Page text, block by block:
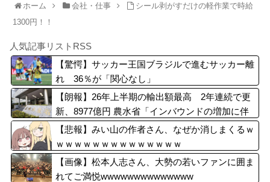
ホーム 会社・仕事
シール剥がすだけの軽作業で時給
1300円！！
人気記事リストRSS
【驚愕】サッカー王国ブラジルで進むサッカー離
れ 36％が「関心なし」
【朗報】26年上半期の輸出額最高 2年連続で更
新、8977億円 農水省「インバウンドの増加に伴
い、日本食の認知度が向上」
【悲報】みい山の作者さん、なぜか消しまくるｗ
ｗｗｗｗｗｗｗｗｗｗｗｗｗｗ
【画像】松本人志さん、大勢の若いファンに囲ま
れてご満悦wwwwwwwwwwwwww